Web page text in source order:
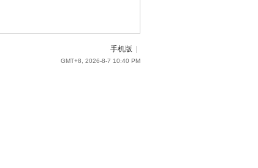
手机版
GMT+8, 2026-8-7 10:40 PM